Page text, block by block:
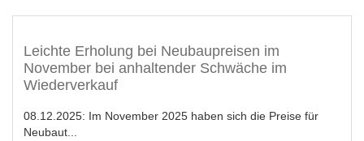
Leichte Erholung bei Neubaupreisen im
November bei anhaltender Schwäche im
Wiederverkauf
08.12.2025: Im November 2025 haben sich die Preise für
Neubaut...